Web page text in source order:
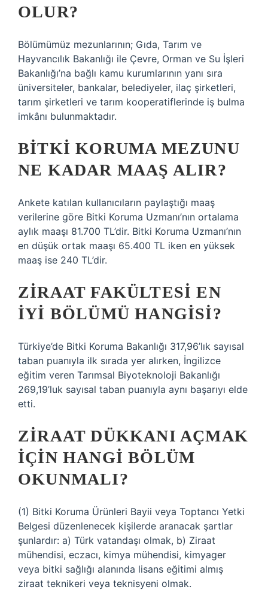
OLUR?
Bölümümüz mezunlarının; Gıda, Tarım ve
Hayvancılık Bakanlığı ile Çevre, Orman ve Su İşleri
Bakanlığı’na bağlı kamu kurumlarının yanı sıra
üniversiteler, bankalar, belediyeler, ilaç şirketleri,
tarım şirketleri ve tarım kooperatiflerinde iş bulma
imkânı bulunmaktadır.
BITKI KORUMA MEZUNU
NE KADAR MAAŞ ALIR?
Ankete katılan kullanıcıların paylaştığı maaş
verilerine göre Bitki Koruma Uzmanı’nın ortalama
aylık maaşı 81.700 TL’dir. Bitki Koruma Uzmanı’nın
en düşük ortak maaşı 65.400 TL iken en yüksek
maaş ise 240 TL’dir.
ZIRAAT FAKÜLTESI EN
IYI BÖLÜMÜ HANGISI?
Türkiye’de Bitki Koruma Bakanlığı 317,96’lık sayısal
taban puanıyla ilk sırada yer alırken, İngilizce
eğitim veren Tarımsal Biyoteknoloji Bakanlığı
269,19’luk sayısal taban puanıyla aynı başarıyı elde
etti.
ZIRAAT DÜKKANI AÇMAK
IÇIN HANGI BÖLÜM
OKUNMALI?
(1) Bitki Koruma Ürünleri Bayii veya Toptancı Yetki
Belgesi düzenlenecek kişilerde aranacak şartlar
şunlardır: a) Türk vatandaşı olmak, b) Ziraat
mühendisi, eczacı, kimya mühendisi, kimyager
veya bitki sağlığı alanında lisans eğitimi almış
ziraat teknikeri veya teknisyeni olmak.